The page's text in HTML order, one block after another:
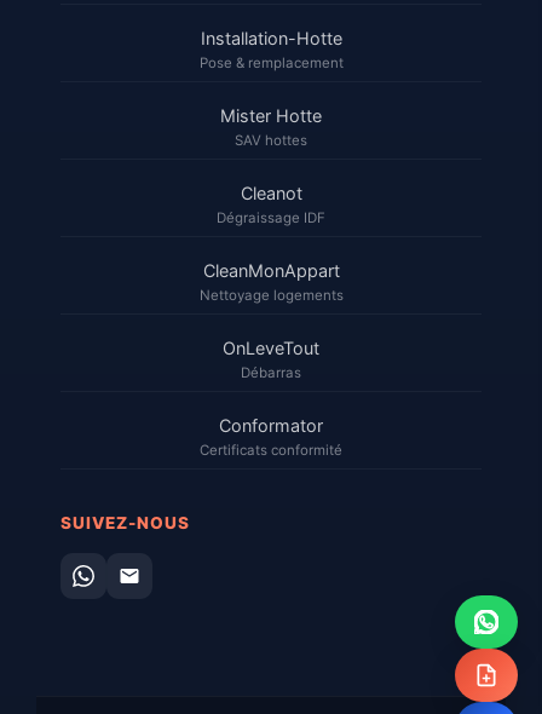
Installation-Hotte
Pose & remplacement
Mister Hotte
SAV hottes
Cleanot
Dégraissage IDF
CleanMonAppart
Nettoyage logements
OnLeveTout
Débarras
Conformator
Certificats conformité
SUIVEZ-NOUS